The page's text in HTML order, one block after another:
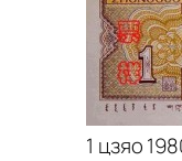
1 цзяо